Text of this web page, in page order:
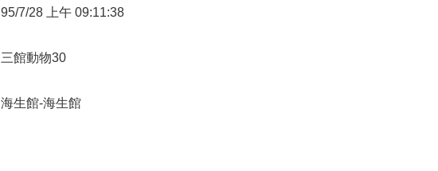
95/7/28 上午 09:11:38
三館動物30
海生館-海生館